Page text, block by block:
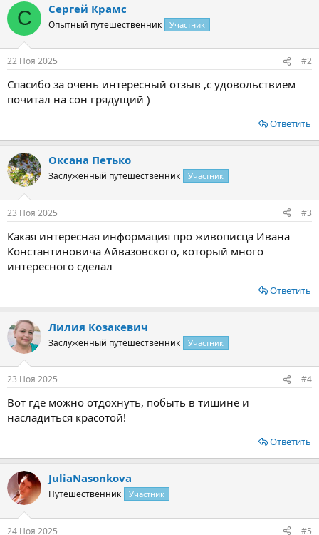
к
и
С Сергей Крамс
Опытный путешественник Участник
22 Ноя 2025 #2
Спасибо за очень интересный отзыв ,с удовольствием
почитал на сон грядущий )
Ответить
Оксана Петько
Заслуженный путешественник Участник
23 Ноя 2025 #3
Какая интересная информация про живописца Ивана
Константиновича Айвазовского, который много
интересного сделал
Ответить
Лилия Козакевич
Заслуженный путешественник Участник
23 Ноя 2025 #4
Вот где можно отдохнуть, побыть в тишине и
насладиться красотой!
Ответить
JuliaNasonkova
Путешественник Участник
24 Ноя 2025 #5